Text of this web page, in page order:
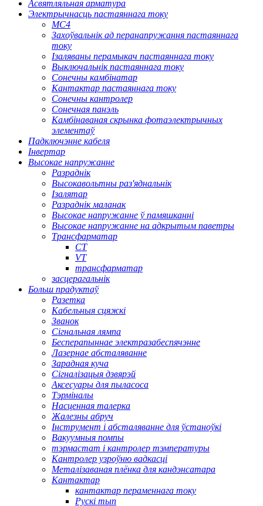
Асвятляльная арматура
Электрычнасць пастаяннага току
МС4
Захоўвальнік ад перанапружання пастаяннага
току
Ізаляваны перамыкач пастаяннага току
Выключальнік пастаяннага току
Сонечны камбінатар
Кантактар ​​пастаяннага току
Сонечны кантролер
Сонечная панэль
Камбінаваная скрынка фотаэлектрычных
элементаў
Падключэнне кабеля
Інвертар
Высокае напружанне
Разраднік
Высокавольтны раз'яднальнік
Ізалятар
Разраднік маланак
Высокае напружанне ў памяшканні
Высокае напружанне на адкрытым паветры
Трансфарматар
CT
VT
трансфарматар
засцерагальнік
Больш прадуктаў
Разетка
Кабельныя сцяжкі
Званок
Сігнальная лямпа
Бесперапыннае электразабеспячэнне
Лазернае абсталяванне
Зарадная куча
Сігналізацыя дзвярэй
Аксесуары для пыласоса
Тэрміналы
Насценная талерка
Жалезны абруч
Інструмент і абсталяванне для ўстаноўкі
Вакуумныя помпы
тэрмастат і кантролер тэмпературы
Кантролер узроўню вадкасці
Металізаваная плёнка для кандэнсатара
Кантактар
кантактар ​​пераменнага току
Рускі тып